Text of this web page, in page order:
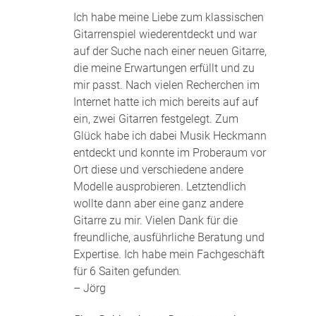
Ich habe meine Liebe zum klassischen
Gitarrenspiel wiederentdeckt und war
auf der Suche nach einer neuen Gitarre,
die meine Erwartungen erfüllt und zu
mir passt. Nach vielen Recherchen im
Internet hatte ich mich bereits auf auf
ein, zwei Gitarren festgelegt. Zum
Glück habe ich dabei Musik Heckmann
entdeckt und konnte im Proberaum vor
Ort diese und verschiedene andere
Modelle ausprobieren. Letztendlich
wollte dann aber eine ganz andere
Gitarre zu mir. Vielen Dank für die
freundliche, ausführliche Beratung und
Expertise. Ich habe mein Fachgeschäft
für 6 Saiten gefunden.
– Jörg